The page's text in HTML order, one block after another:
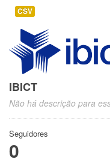
CSV
IBICT
Não há descrição para
Seguidores
0